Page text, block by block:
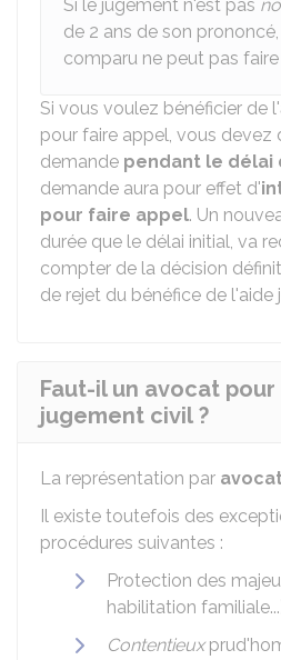
Si le jugement n'est pas
de 2 ans de son
comparu ne peut pas
Si vous voulez bénéficier de l'
pour faire appel, vous devez
demande pendant le délai
demande aura pour effet d'
pour faire appel. Un
durée que le délai initial, va
compter de la décision
de rejet du bénéfice de l'aide
Faut-il un avocat
jugement civil ?
La représentation par
Il existe toutefois des
procédures suivantes :
Protection des
habilitation
Contentieux